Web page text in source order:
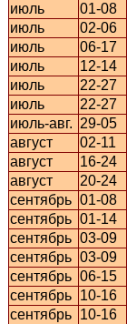
июль
01-08
июль
02-06
июль
06-17
июль
12-14
июль
22-27
июль
22-27
июль-авг. 29-05
август
02-11
август
16-24
август
20-24
сентябрь 01-08
сентябрь 01-14
сентябрь 03-09
сентябрь 03-09
сентябрь 06-15
сентябрь 10-16
сентябрь 10-16